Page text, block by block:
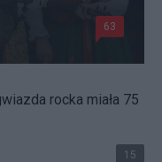
63
rocka miała 75
15